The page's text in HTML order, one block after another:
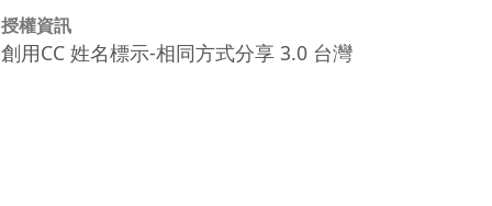
授權資訊
創用CC 姓名標示-相同方式分享 3.0 台灣